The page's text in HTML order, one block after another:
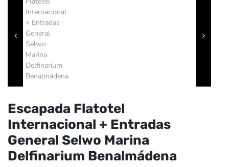
Escapada Flatotel
Internacional + Entradas
General Selwo Marina
Delfinarium Benalmádena